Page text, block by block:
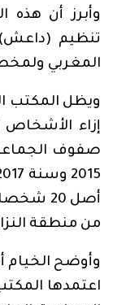
وأبرز أن
تنظيم
المغربي
ويظل المكتب
إزاء الأشخاص
صفوف
من منطقة
وأوضح الخيام
اعتمدها